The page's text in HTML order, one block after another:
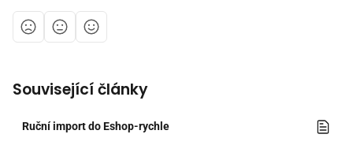
Související články
Ruční import do Eshop-rychle